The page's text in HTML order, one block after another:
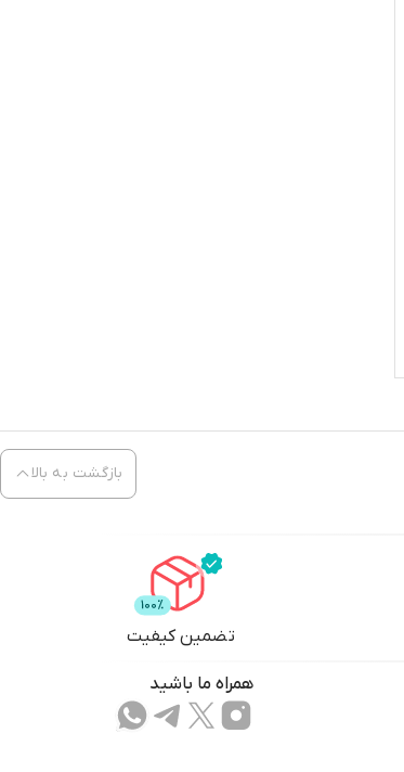
بازگشت به بالا
تضمین کیفیت
همراه ما باشید